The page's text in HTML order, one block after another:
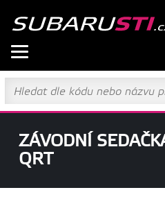
ZÁVODNÍ
QRT